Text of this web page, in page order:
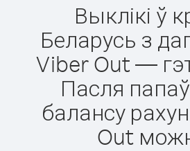
Выклікі ў
Беларусь з
Viber Out —
Пасля
балансу
Out